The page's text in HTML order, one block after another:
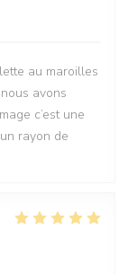
au maroilles
avons
c’est une
rayon de